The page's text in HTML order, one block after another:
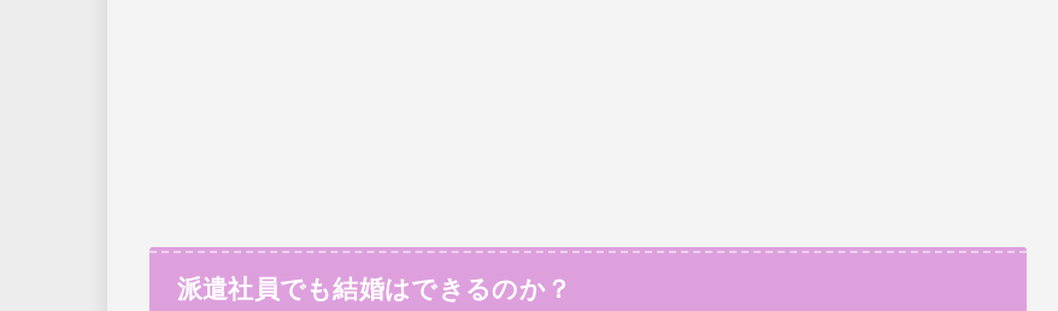
派遣社員でも結婚はできるのか？